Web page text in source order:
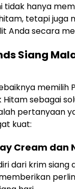
tidak hanya
tetapi juga
Anda secara
Siang
memilih
Hitam sebagai
pertanyaan
kuat:
Cream dan
dari krim siang